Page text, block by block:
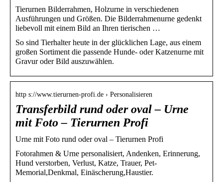
Tierurnen Bilderrahmen, Holzurne in verschiedenen
Ausführungen und Größen. Die Bilderrahmenurne gedenkt
liebevoll mit einem Bild an Ihren tierischen …
So sind Tierhalter heute in der glücklichen Lage, aus einem
großen Sortiment die passende Hunde- oder Katzenurne mit
Gravur oder Bild auszuwählen.
http s://www.tierurnen-profi.de › Personalisieren
Transferbild rund oder oval – Urne
mit Foto – Tierurnen Profi
Urne mit Foto rund oder oval – Tierurnen Profi
Fotorahmen & Urne personalisiert, Andenken, Erinnerung,
Hund verstorben, Verlust, Katze, Trauer, Pet-
Memorial,Denkmal, Einäscherung,Haustier.